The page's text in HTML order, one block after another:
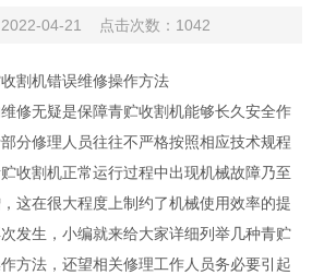
2022-04-21 点击次数：1042
机错误维修操作方法
无疑是保障青贮收割机能够长久安全作
分修理人员往往不严格按照相应技术规程
收割机正常运行过程中出现机械故障乃至
这在很大程度上制约了机械使用效率的提
发生，小编就来给大家详细列举几种青贮
方法，还望相关修理工作人员务必要引起